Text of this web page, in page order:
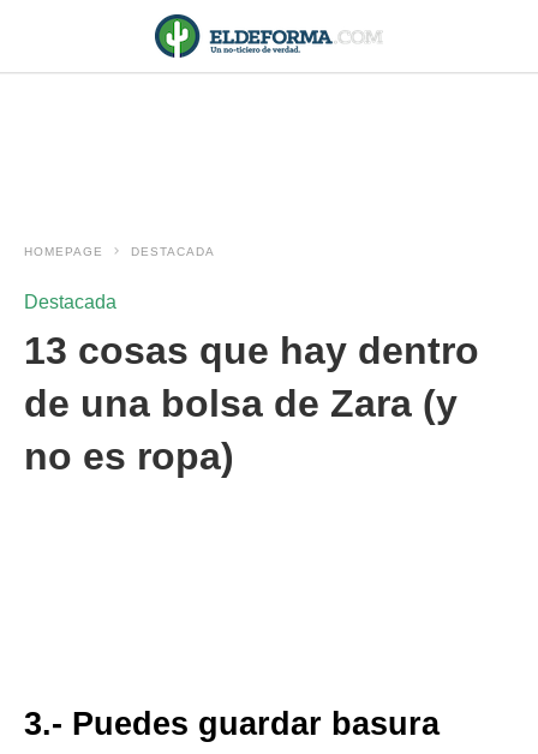
HOMEPAGE DESTACADA
Destacada
13 cosas que hay dentro
de una bolsa de Zara (y
no es ropa)
3.- Puedes guardar basura